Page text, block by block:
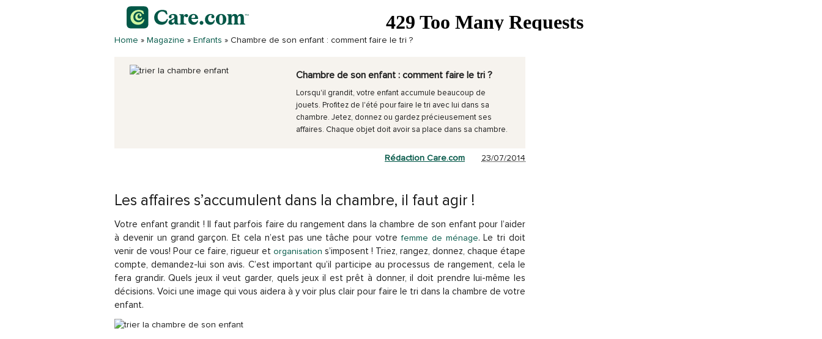
Home » Magazine » Enfants » Chambre de son enfant : comment faire le tri ?
Chambre de son enfant : comment faire le tri ?
Lorsqu'il grandit, votre enfant accumule beaucoup de
jouets. Profitez de l'été pour faire le tri avec lui dans sa
chambre. Jetez, donnez ou gardez précieusement ses
affaires. Chaque objet doit avoir sa place dans sa chambre.
Rédaction Care.com 23/07/2014
Les affaires s’accumulent dans la chambre, il faut agir !
Votre enfant grandit ! Il faut parfois faire du rangement dans la chambre de son enfant pour l’aider
à devenir un grand garçon. Et cela n’est pas une tâche pour votrefemme de ménage. Le tri doit
venir de vous! Pour ce faire, rigueur et organisation s’imposent ! Triez, rangez, donnez, chaque étape
compte, demandez-lui son avis. C’est important qu’il participe au processus de rangement, cela le
fera grandir. Quels jeux il veut garder, quels jeux il est prêt à donner, il doit prendre lui-même les
décisions. Voici une image qui vous aidera à y voir plus clair pour faire le tri dans la chambre de votre
enfant.